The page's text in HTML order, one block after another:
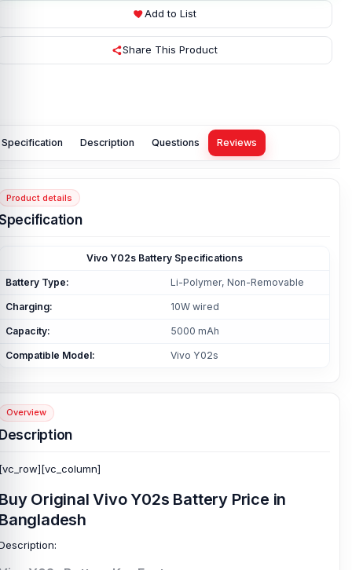
Add to List
Share This Product
Specification Description Questions Reviews
Product details
Vivo Y02s Battery Specifications
Battery Type: Li-Polymer, Non-Removable
Charging: 10W wired
Capacity: 5000 mAh
Compatible Model: Vivo Y02s
Overview
Original Vivo Y02s Battery Price in